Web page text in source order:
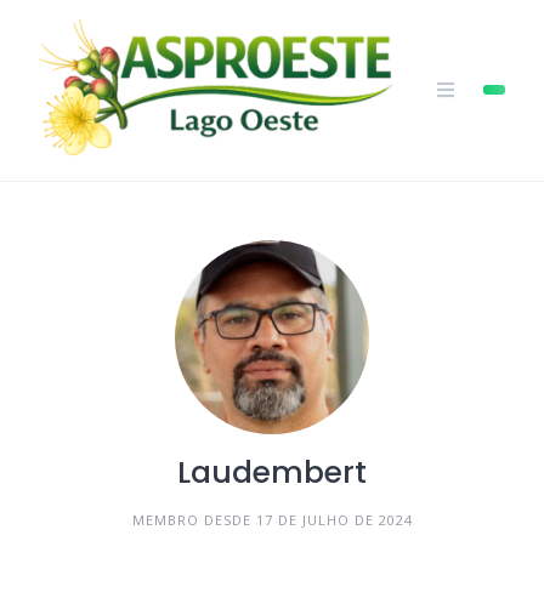
content
Laudembert
MEMBRO DESDE 17 DE JULHO DE 2024